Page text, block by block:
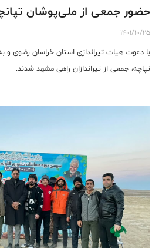
حضور جمعی از ملی‌پوشان
1401/10/25
با دعوت هیات تیراندازی استان خراسان رضوی و
تپاچه، جمعی از تیراندازان راهی مشهد شدند.